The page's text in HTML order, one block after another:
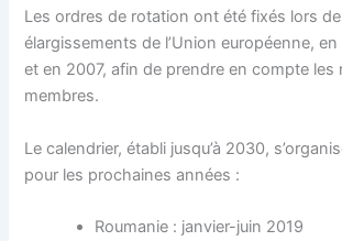
Les ordres de rotation ont été fixés lors
élargissements de l’Union européenne,
et en 2007, afin de prendre en compte les
membres.
Le calendrier, établi jusqu’à 2030,
pour les prochaines années :
Roumanie : janvier-juin 2019